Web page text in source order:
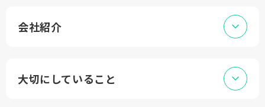
会社紹介
大切にしていること